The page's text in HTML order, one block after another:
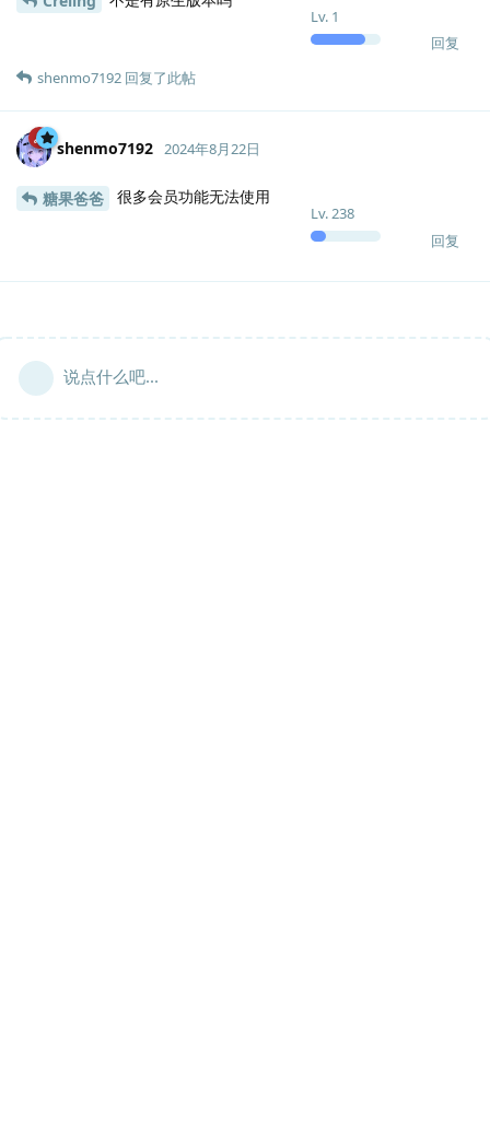
Lv. 1
回复
shenmo7192 回复了此帖
shenmo7192
Lv.238
2024年8月22日
糖果爸爸 很多会员功能无法使用
回复
说点什么吧...